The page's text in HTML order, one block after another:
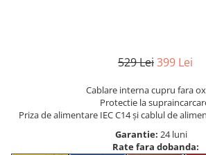
529 Lei399 Lei
Cablare interna cupru fara
Protectie la
Priza de alimentare IEC C14 și cablul de
Garantie: 24 luni
Rate fara dobanda: